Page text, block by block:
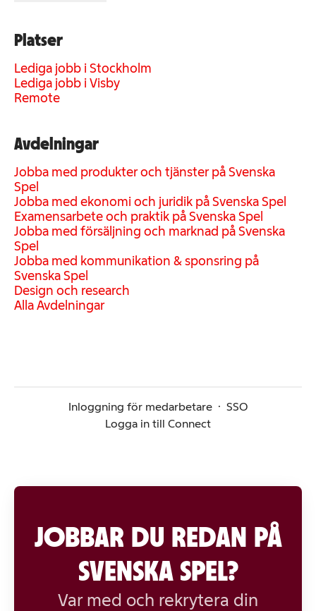
Platser
Lediga jobb i Stockholm
Lediga jobb i Visby
Remote
Avdelningar
Jobba med produkter och tjänster på Svenska
Spel
Jobba med ekonomi och juridik på Svenska Spel
Examensarbete och praktik på Svenska Spel
Jobba med försäljning och marknad på Svenska
Spel
Jobba med kommunikation & sponsring på
Svenska Spel
Design och research
Alla Avdelningar
Inloggning för medarbetare · SSO
Logga in till Connect
JOBBAR DU REDAN PÅ
SVENSKA SPEL?
Var med och rekrytera din